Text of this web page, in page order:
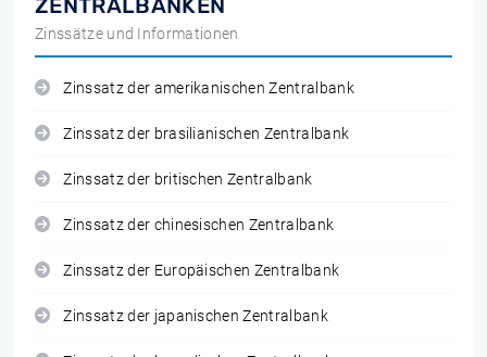
ZENTRALBANKEN
Zinssätze und Informationen
Zinssatz der amerikanischen Zentralbank
Zinssatz der brasilianischen Zentralbank
Zinssatz der britischen Zentralbank
Zinssatz der chinesischen Zentralbank
Zinssatz der Europäischen Zentralbank
Zinssatz der japanischen Zentralbank